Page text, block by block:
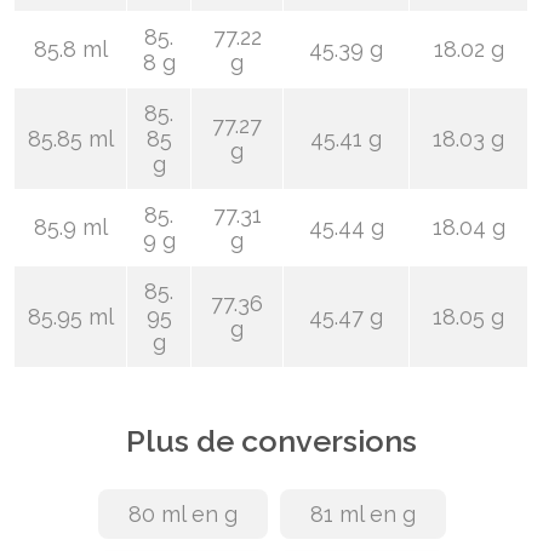
85.8 ml
85.
8 g
77.22
g
45.39 g 18.02 g
85.85 ml
85.
85
g
77.27
g
45.41 g 18.03 g
85.9 ml
85.
9 g
77.31
g
45.44 g 18.04 g
85.95 ml
85.
95
g
77.36
g
45.47 g 18.05 g
Plus de conversions
80 ml en g 81 ml en g